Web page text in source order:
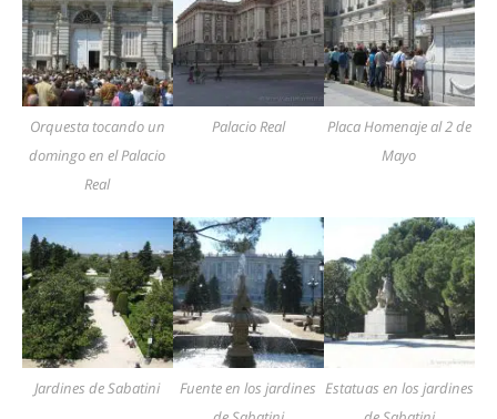
Orquesta tocando un
domingo en el Palacio
Real
Palacio Real
Placa Homenaje al 2 de
Mayo
Jardines de Sabatini
Fuente en los jardines Estatuas en los jardines